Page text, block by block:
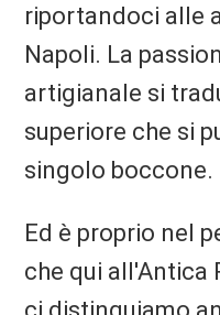
riportandoci alle
Napoli. La
artigianale si
superiore che si
singolo boccone.
Ed è proprio nel
che qui all'Antica